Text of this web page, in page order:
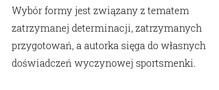
Wybór formy jest związany z tematem
zatrzymanej determinacji, zatrzymanych
przygotowań, a autorka sięga do własnych
doświadczeń wyczynowej sportsmenki.